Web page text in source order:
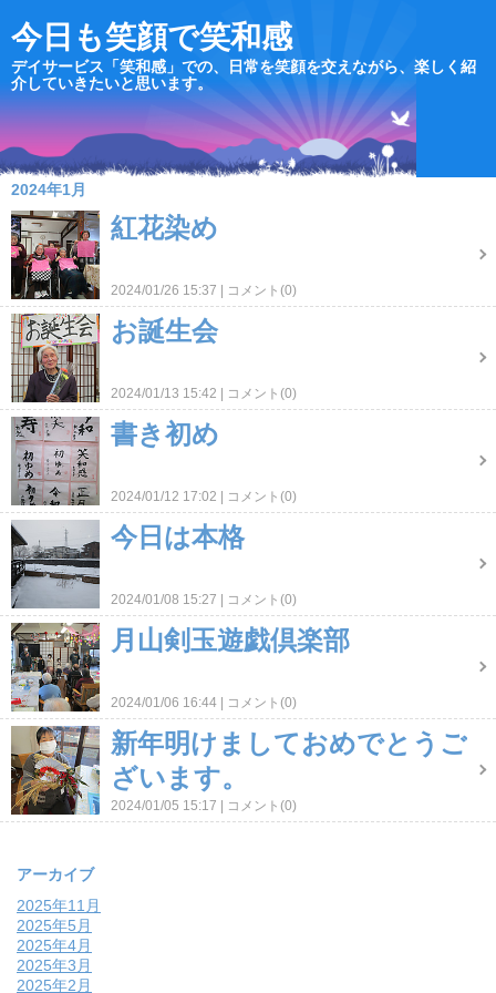
今日も笑顔で笑和感
デイサービス「笑和感」での、日常を笑顔を交えながら、楽しく紹
介していきたいと思います。
2024年1月
紅花染め
2024/01/26 15:37 コメント(0)
お誕生会
2024/01/13 15:42 コメント(0)
書き初め
2024/01/12 17:02 コメント(0)
今日は本格
2024/01/08 15:27 コメント(0)
月山剣玉遊戯倶楽部
2024/01/06 16:44 コメント(0)
新年明けましておめでとうご
ざいます。
2024/01/05 15:17 コメント(0)
アーカイブ
2025年11月
2025年5月
2025年4月
2025年3月
2025年2月